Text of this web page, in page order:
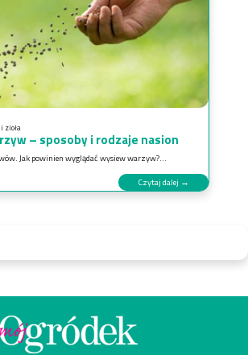
zioła
– sposoby i rodzaje nasion
Jak powinien wyglądać wysiew warzyw?...
Czytaj dalej →